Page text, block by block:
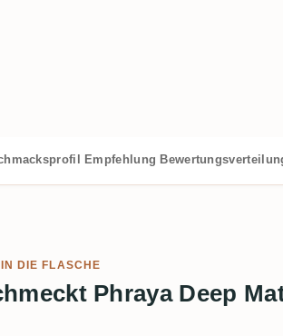
Empfehlung
DIE FLASCHE
Phraya Deep